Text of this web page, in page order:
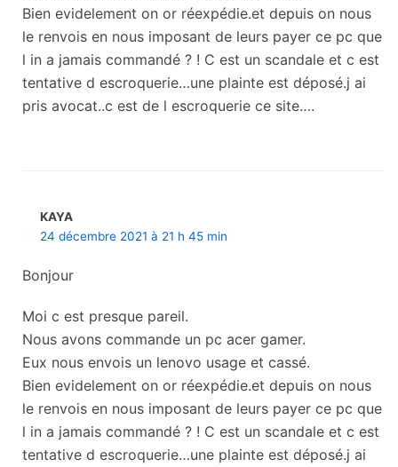
Bien evidelement on or réexpédie.et depuis on nous
le renvois en nous imposant de leurs payer ce pc que
l in a jamais commandé ? ! C est un scandale et c est
tentative d escroquerie…une plainte est déposé.j ai
pris avocat..c est de l escroquerie ce site….
KAYA
24 décembre 2021 à 21 h 45 min
Bonjour
Moi c est presque pareil.
Nous avons commande un pc acer gamer.
Eux nous envois un lenovo usage et cassé.
Bien evidelement on or réexpédie.et depuis on nous
le renvois en nous imposant de leurs payer ce pc que
l in a jamais commandé ? ! C est un scandale et c est
tentative d escroquerie…une plainte est déposé.j ai